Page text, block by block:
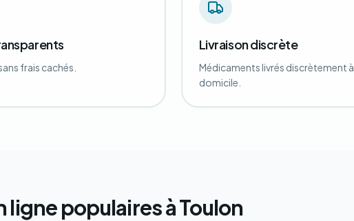
frais cachés.
Livraison discrète
Médicaments livrés discrètement à
domicile.
ligne populaires à Toulon